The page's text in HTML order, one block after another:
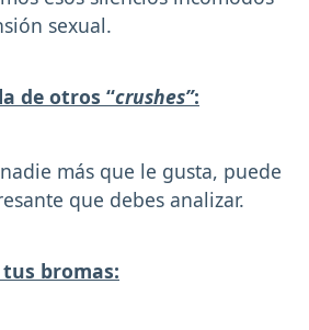
sexual.
de otros “crushes”:
más que le gusta, puede
que debes analizar.
bromas: